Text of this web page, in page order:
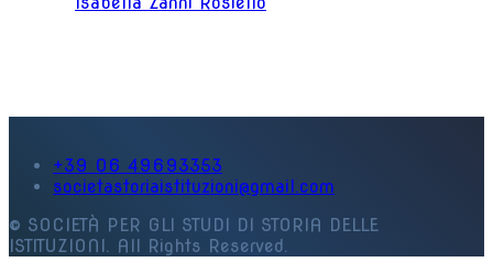
+39 06 49693353
societastoriaistituzioni@gmail.com
© SOCIETÀ PER GLI STUDI DI STORIA DELLE
ISTITUZIONI. All Rights Reserved.